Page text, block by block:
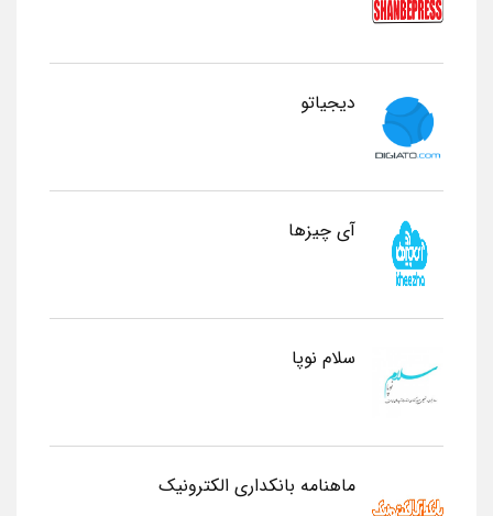
دیجیاتو
آی چیزها
سلام نوپا
ماهنامه بانکداری الکترونیک